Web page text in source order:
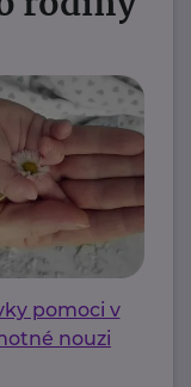
pomoci v
nouzi